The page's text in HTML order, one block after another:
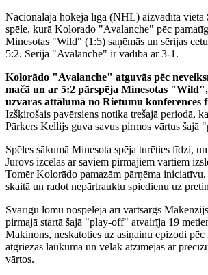
Nacionālajā hokeja līgā (NHL) aizvadīta vieta
spēle, kurā Kolorado "Avalanche" pēc
Minesotas "Wild" (1:5) saņēmās un sērijas
5:2. Sērijā "Avalanche" ir vadībā ar 3-1.
Kolorādo "Avalanche" atguvās pēc
mačā un ar 5:2 pārspēja Minesotas
uzvaras attālumā no Rietumu konferences
Izšķirošais pavērsiens notika trešajā periodā,
Pārkers Kellijs guva savus pirmos vārtus šajā
Spēles sākumā Minesota spēja turēties līdzi,
Jurovs izcēlās ar saviem pirmajiem vārtiem
Tomēr Kolorādo pamazām pārņēma
skaitā un radot nepārtrauktu spiedienu uz
Svarīgu lomu nospēlēja arī vārtsargs
pirmajā startā šajā "play-off" atvairīja 19
Makinons, neskatoties uz asiņainu epizodi pēc
atgriezās laukumā un vēlāk atzīmējās ar
vārtos.